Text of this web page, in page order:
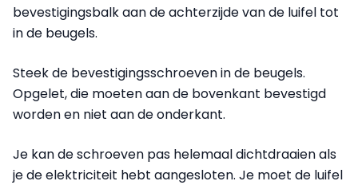
bevestigingsbalk aan de achterzijde van de luifel tot
in de beugels.
Steek de bevestigingsschroeven in de beugels.
Opgelet, die moeten aan de bovenkant bevestigd
worden en niet aan de onderkant.
Je kan de schroeven pas helemaal dichtdraaien als
je de elektriciteit hebt aangesloten. Je moet de luifel